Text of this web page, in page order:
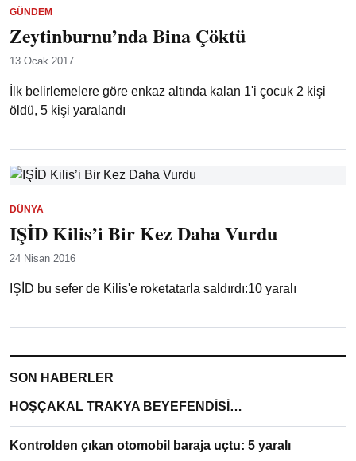
GÜNDEM
Zeytinburnu’nda Bina Çöktü
13 Ocak 2017
İlk belirlemelere göre enkaz altında kalan 1'i çocuk 2 kişi
öldü, 5 kişi yaralandı
DÜNYA
IŞİD Kilis’i Bir Kez Daha Vurdu
24 Nisan 2016
IŞİD bu sefer de Kilis'e roketatarla saldırdı:10 yaralı
SON HABERLER
HOŞÇAKAL TRAKYA BEYEFENDİSİ…
Kontrolden çıkan otomobil baraja uçtu: 5 yaralı